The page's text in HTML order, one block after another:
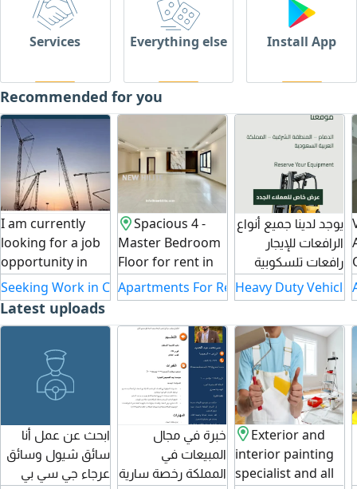
Services Everything else Install App
Recommended for you
I am currently
looking for a job
opportunity in
one of the
following
positions Lifting
Movement
Coordinator
pipeline
strong
experience in
project execution,
Seeking Work in Construction in Saudi Arabia
Spacious 4 -
Master Bedroom
Floor for rent in
Al-Masayel.
Spacious 4 -
floor for rent in
Al-Masayel with
modern
amenities and
parking. Living
room with
separate dining
room, four
Apartments For Rent in Kuwait
يوجد لدينا جميع أنواع
الرافعات للإيجار
رافعات تلسكوبية
كرينات فوركلفت
مان لفت بوم ترك
الثقيلة متوفرين
للعمل اليومي
والشهري أسعار
مناسبة وخدمة
سريعة للتواصل
والاستفسار يرجى
التواصل معنا
Heavy Duty Vehicle
Latest uploads
ابحث عن عمل أنا
سائق شيول وسائق
عرجاء جي سي بي
خبرة في مجال
المبيعات في
المملكة رخصة سارية
Exterior and
interior painting
specialist and all